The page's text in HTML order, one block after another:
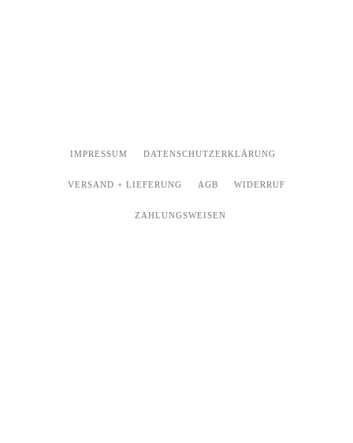
IMPRESSUM DATENSCHUTZERKLÄRUNG
VERSAND + LIEFERUNG AGB WIDERRUF
ZAHLUNGSWEISEN